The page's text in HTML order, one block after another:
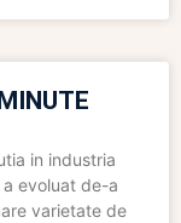
in industria
evoluat de-a
varietate de